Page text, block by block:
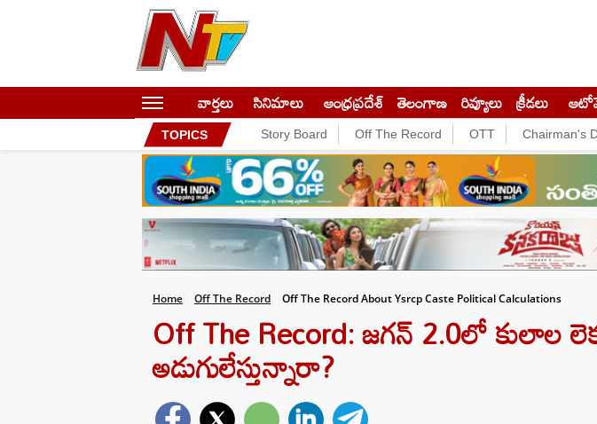
వార్తలు సినిమాలు ఆంధ్రప్రదేశ్ తెలంగాణ రివ్యూలు క్రీడలు
TOPICS Story Board Off The Record OTT Chairman's
Home Off The Record Off The Record About Ysrcp Caste Political Calculations
Off The Record: జగన్‌ 2.0లో కులాల
అడుగులేస్తున్నారా?